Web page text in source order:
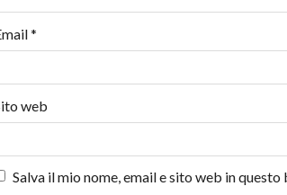
*
web
Salva il mio nome, email e sito web in